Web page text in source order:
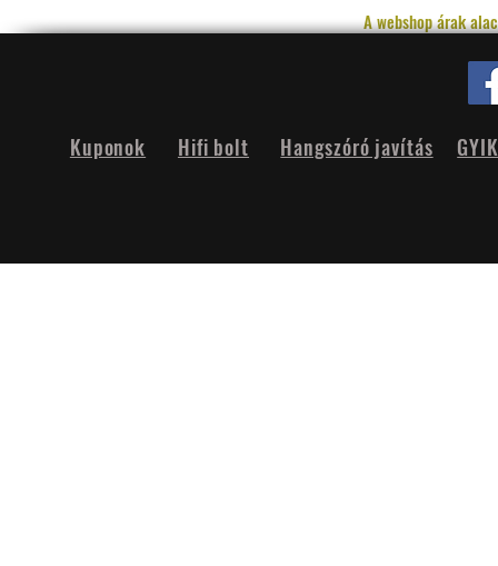
A webshop árak
Hifi bolt
Kuponok Hangszóró javítás GYIK